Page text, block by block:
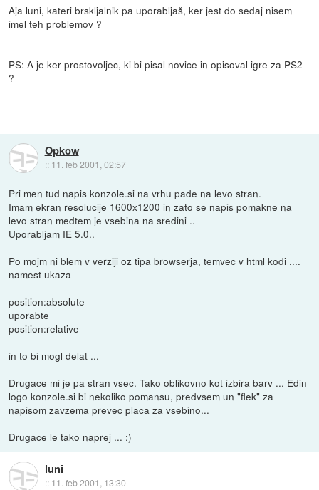
Aja luni, kateri brskljalnik pa uporabljaš, ker jest do sedaj nisem
imel teh problemov ?
PS: A je ker prostovoljec, ki bi pisal novice in opisoval igre za PS2
?
Opkow
:: 11. feb 2001, 02:57
Pri men tud napis konzole.si na vrhu pade na levo stran.
Imam ekran resolucije 1600x1200 in zato se napis pomakne na
levo stran medtem je vsebina na sredini ..
Uporabljam IE 5.0..
Po mojm ni blem v verziji oz tipa browserja, temvec v html kodi ....
namest ukaza
position:absolute
uporabte
position:relative
in to bi mogl delat ...
Drugace mi je pa stran vsec. Tako oblikovno kot izbira barv ... Edin
logo konzole.si bi nekoliko pomansu, predvsem un "flek" za
napisom zavzema prevec placa za vsebino...
Drugace le tako naprej ... :)
luni
:: 11. feb 2001, 13:30